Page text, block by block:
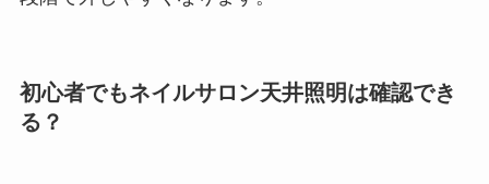
初心者でもネイルサロン天井照明は確認でき
る？